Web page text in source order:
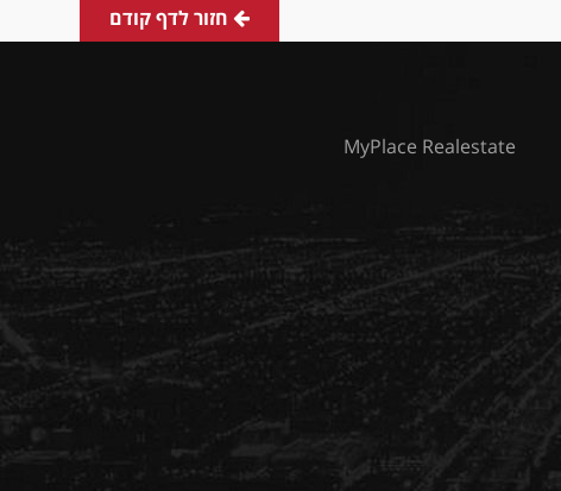
חזור לדף קודם
MyPlace Realestate